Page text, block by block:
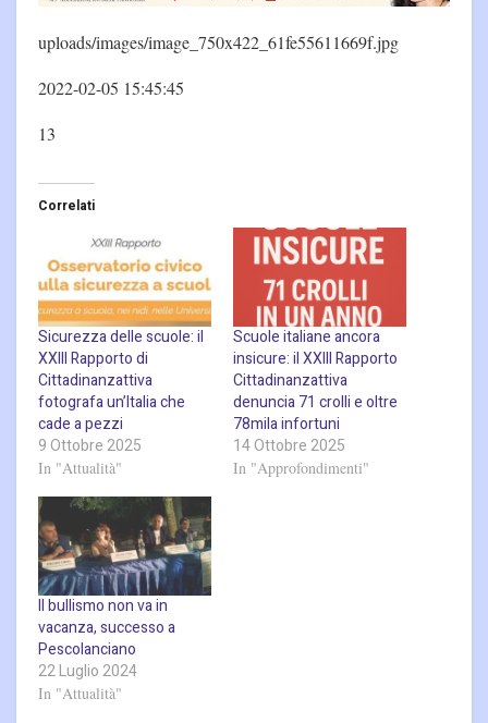
uploads/images/image_750x422_61fe55611669f.jpg
2022-02-05 15:45:45
13
Correlati
Sicurezza delle scuole: il
XXIII Rapporto di
Cittadinanzattiva
fotografa un’Italia che
cade a pezzi
9 Ottobre 2025
In "Attualità"
Scuole italiane ancora
insicure: il XXIII Rapporto
Cittadinanzattiva
denuncia 71 crolli e oltre
78mila infortuni
14 Ottobre 2025
In "Approfondimenti"
Il bullismo non va in
vacanza, successo a
Pescolanciano
22 Luglio 2024
In "Attualità"